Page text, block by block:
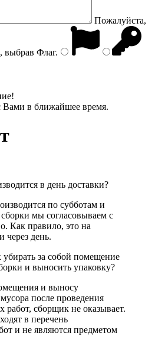
Пожалуйста,
выбрав Флаг.
Вами в ближайшее время.
в день доставки?
по субботам и
мы согласовываем с
Как правило, это на
через день.
за собой помещение
и выносить упаковку?
и выносу
после проведения
сборщик не оказывает.
в перечень
и не являются предметом